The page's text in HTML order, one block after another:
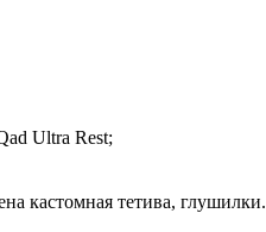
Qad Ultra Rest;
кастомная тетива, глушилки.